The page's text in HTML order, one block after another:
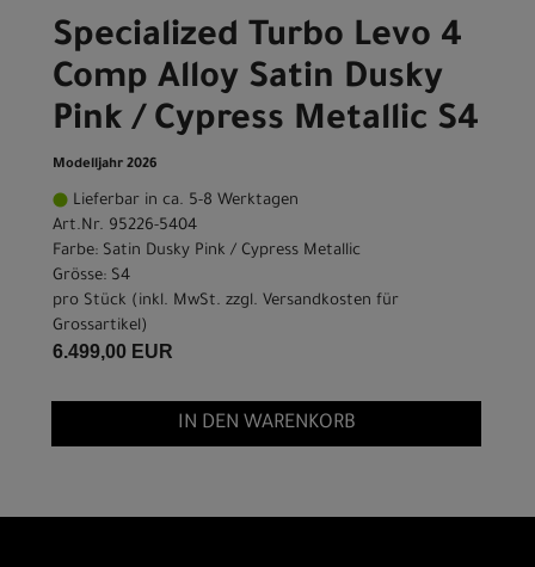
Specialized Turbo Levo 4
Comp Alloy Satin Dusky
Pink / Cypress Metallic S4
Modelljahr 2026
Lieferbar in ca. 5-8 Werktagen
Art.Nr. 95226-5404
Farbe: Satin Dusky Pink / Cypress Metallic
Grösse: S4
pro Stück (inkl. MwSt. zzgl. Versandkosten für
Grossartikel)
6.499,00 EUR
IN DEN WARENKORB